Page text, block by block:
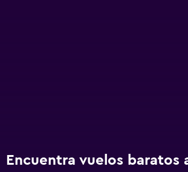
Encuentra vuelos baratos